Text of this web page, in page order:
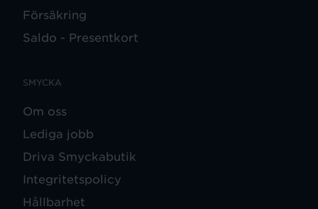
Försäkring
Saldo - Presentkort
SMYCKA
Om oss
Lediga jobb
Driva Smyckabutik
Integritetspolicy
Hållbarhet